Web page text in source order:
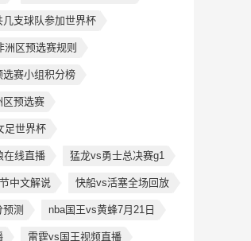
几支球队参加世界杯
洲区预选赛规则
赛小组积分榜
区预选赛
足世界杯
在线直播 猛龙vs勇士总决赛g1
中文解说 快船vs活塞全场回放
测 nba国王vs黄蜂7月21日
雷霆vs国王视频直播